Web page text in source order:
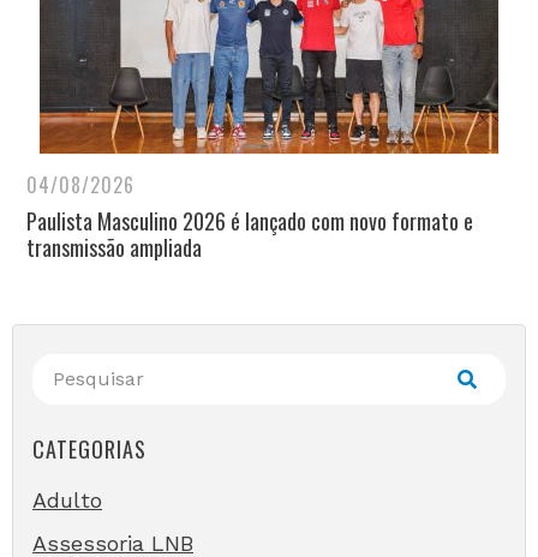
04/08/2026
Paulista Masculino 2026 é lançado com novo formato e
transmissão ampliada
CATEGORIAS
Adulto
Assessoria LNB